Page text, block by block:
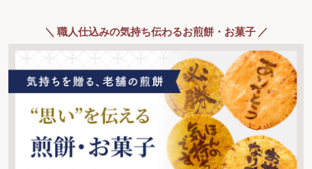
＼ 職人仕込みの気持ち伝わるお煎餅・お菓子 ／